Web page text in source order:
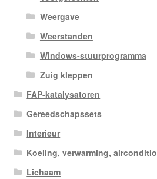
Weergave
Weerstanden
Windows-stuurprogramma
Zuig kleppen
FAP-katalysatoren
Gereedschapssets
Interieur
Koeling, verwarming,
Lichaam